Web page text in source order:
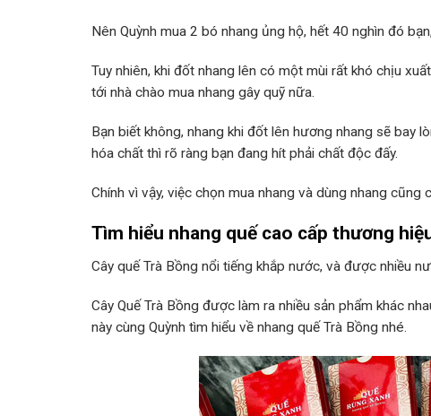
Nên Quỳnh mua 2 bó nhang ủng hộ, hết 40 nghìn đó
Tuy nhiên, khi đốt nhang lên có một mùi rất khó chịu
tới nhà chào mua nhang gây quỹ nữa.
Bạn biết không, nhang khi đốt lên hương nhang sẽ bay
hóa chất thì rõ ràng bạn đang hít phải chất độc đấy.
Chính vì vậy, việc chọn mua nhang và dùng nhang cũng
Tìm hiểu nhang quế cao cấp thương
Cây quế Trà Bồng nổi tiếng khắp nước, và được nhiều
Cây Quế Trà Bồng được làm ra nhiều sản phẩm khác
này cùng Quỳnh tìm hiểu về nhang quế Trà Bồng nhé.